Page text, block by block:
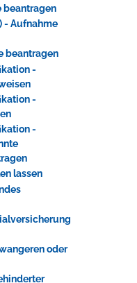
beantragen
- Aufnahme
beantragen
-
-
-
lassen
oder